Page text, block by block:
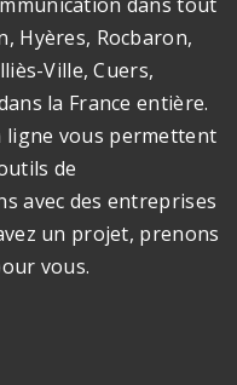
Hyères, Rocbaron,
Ville, Cuers,
la France entière.
ligne vous permettent
de
avec des entreprises
un projet, prenons
vous.